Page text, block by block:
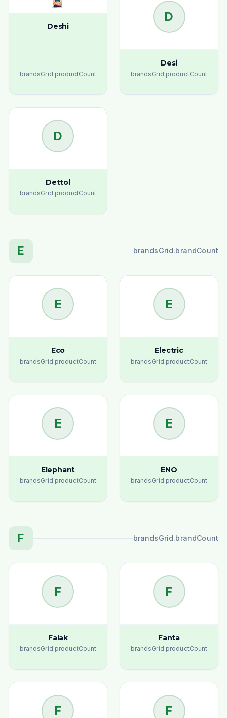
Deshi
brandsGrid.productCount
D
Desi
brandsGrid.productCount
D
Dettol
brandsGrid.productCount
E brandsGrid.brandCount
E
Eco
brandsGrid.productCount
E
Electric
brandsGrid.productCount
E
Elephant
brandsGrid.productCount
E
ENO
brandsGrid.productCount
F brandsGrid.brandCount
F
Falak
brandsGrid.productCount
F
Fanta
brandsGrid.productCount
F F